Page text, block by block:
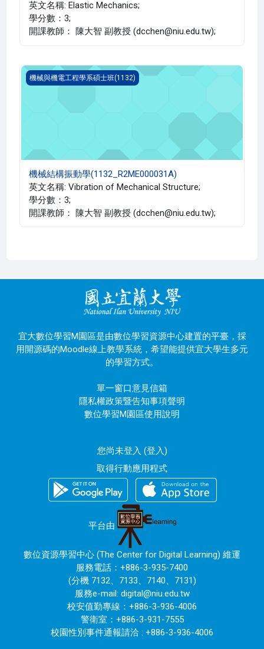
英文名稱: Elastic Mechanics;
學分數：3;
開課教師： 陳大智 副教授 (dcchen@niu.edu.tw);
機械結構振動學(1132_R2ME000031A)
機械與機電工程學系碩士班(1132)
機械結構振動學(1132_R2ME000031A)
英文名稱: Vibration of Mechanical Structure;
學分數：3;
開課教師： 陳大智 副教授 (dcchen@niu.edu.tw);
宜大數位學習M園區是由數位學習資源中心建置的平臺，採
用開源碼的Moodle線上教學系統，希望能提供宜大學生多元
的學習方式。
單一窗口意見信箱
隱私權政策暨告知事項聲明
數位學習M園區使用說明
您尚未登入 (登入)
取得行動應用程式
平台由
數位資源學習中心 (The Center for Digital Learning) 維運
服務電話：+886-3-935-7400
(分機 7132、7133、7140、7131)
服務e-mail: digital@niu.edu.tw
校安值勤專線：+886-3-936-4006
警衛室：+886-3-931-7555
校園性別事件通報請洽 : +886-3-936-4006